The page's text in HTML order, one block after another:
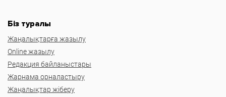
Біз туралы
Жаңалықтарға жазылу
Online жазылу
Редакция байланыстары
Жарнама орналастыру
Жаңалықтар жіберу